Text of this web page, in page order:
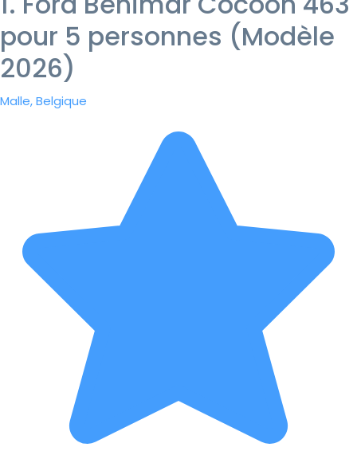
pour 5 personnes (Modèle
2026)
Malle, Belgique